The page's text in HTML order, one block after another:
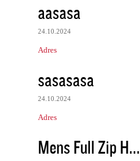
aasasa
24.10.2024
Adres
sasasasa
24.10.2024
Adres
Mens Full Zip H...